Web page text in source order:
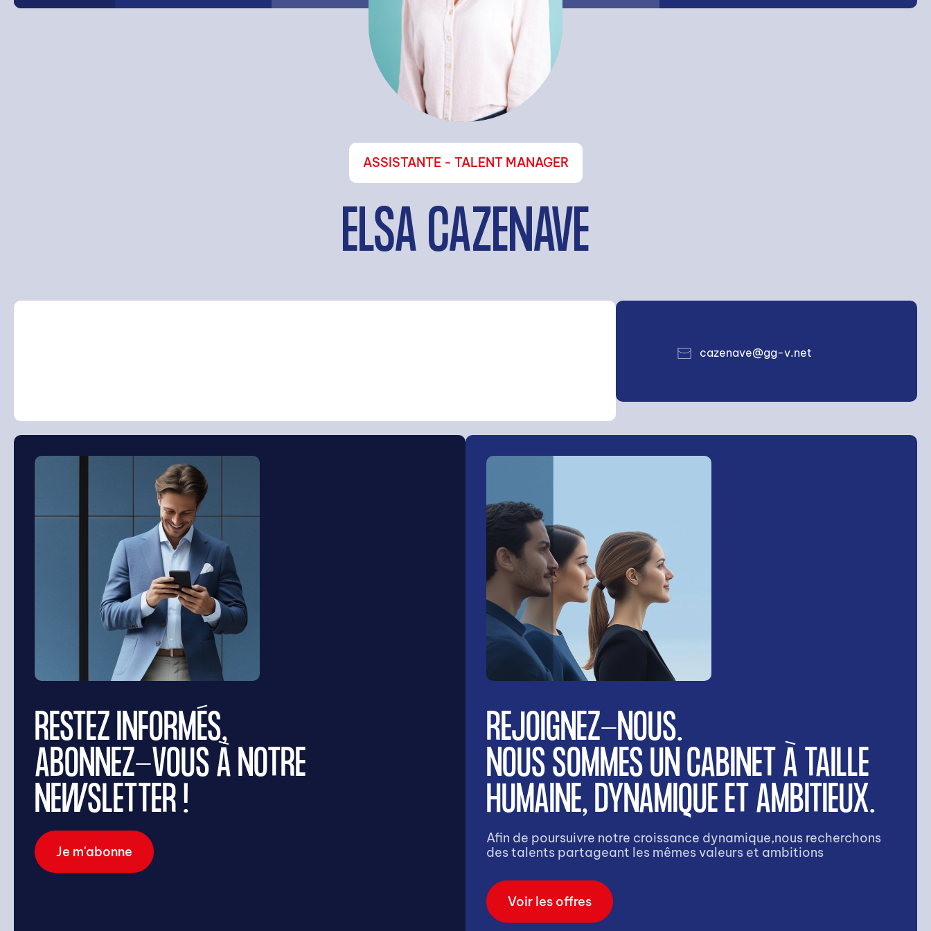
RECHERCHE
ASSISTANTE - TALENT MANAGER
ELSA CAZENAVE
cazenave@gg-v.net
RESTEZ INFORMÉS,
ABONNEZ-VOUS À NOTRE
NEWSLETTER !
Je m'abonne
REJOIGNEZ-NOUS.
NOUS SOMMES UN CABINET À TAILLE
HUMAINE, DYNAMIQUE ET AMBITIEUX.
Afin de poursuivre notre croissance dynamique,nous recherchons
des talents partageant les mêmes valeurs et ambitions
Voir les offres